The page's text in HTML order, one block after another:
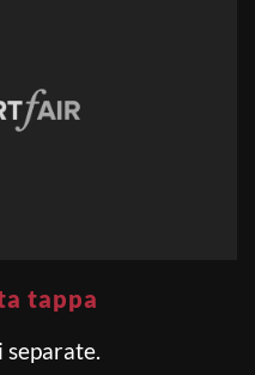
tappa
separate.